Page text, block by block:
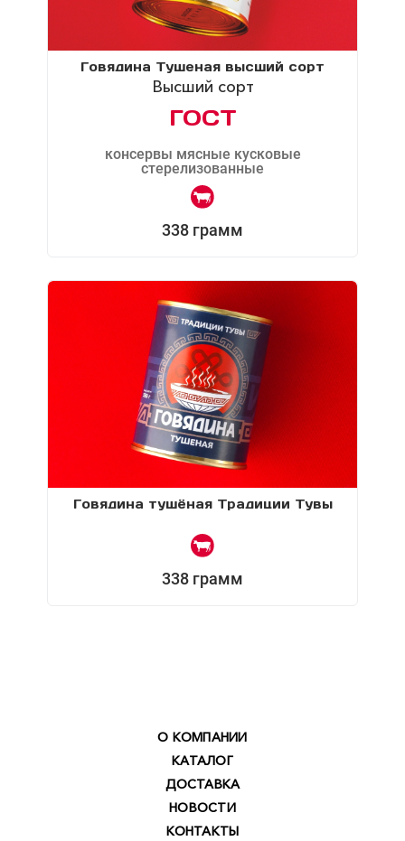
Говядина Тушеная высший сорт
Высший сорт
ГОСТ
консервы мясные кусковые
стерелизованные
338 грамм
Говядина тушёная Традиции Тувы
338 грамм
О КОМПАНИИ
КАТАЛОГ
ДОСТАВКА
НОВОСТИ
КОНТАКТЫ